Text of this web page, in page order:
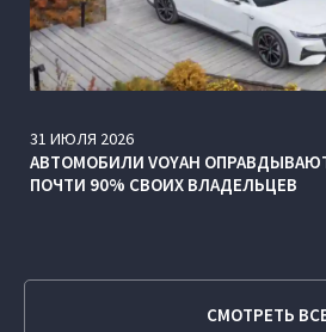
31 ИЮЛЯ 2026
АВТОМОБИЛИ VOYAH
ПОЧТИ 90% СВОИХ ВЛАДЕЛЬЦЕВ
СМОТРЕТЬ